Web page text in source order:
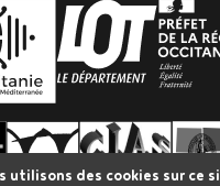
utilisons des cookies sur ce